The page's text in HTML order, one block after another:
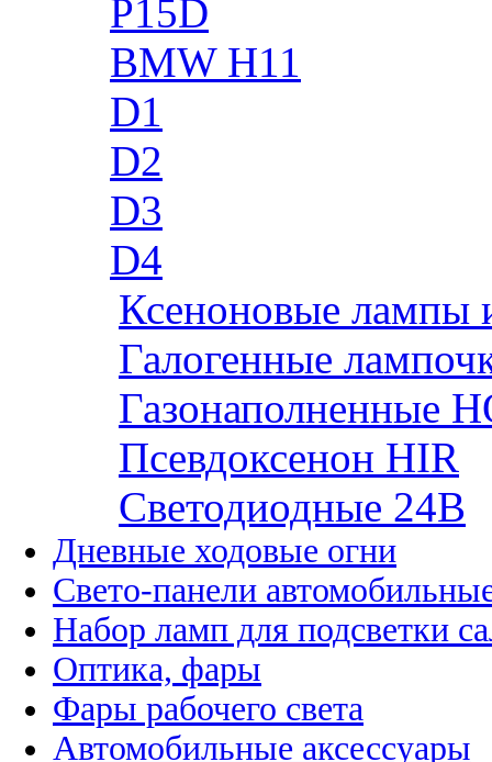
P15D
BMW H11
D1
D2
D3
D4
Ксеноновые лампы
Галогенные
Газонаполненные
Псевдоксенон HIR
Cветодиодные 24B
Дневные ходовые огни
Свето-панели
Набор ламп для подсветки
Оптика, фары
Фары рабочего света
Автомобильные аксессуары